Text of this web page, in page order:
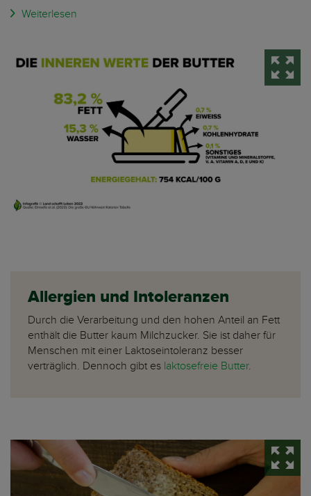
Weiterlesen
Allergien und Intoleranzen
Durch die Verarbeitung und den hohen Anteil an Fett
enthält die Butter kaum Milchzucker. Sie ist daher für
Menschen mit einer Laktoseintoleranz besser
verträglich. Dennoch gibt es laktosefreie Butter.